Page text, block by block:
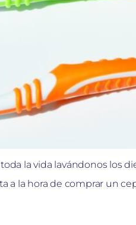
la vida lavándonos los
a la hora de comprar un